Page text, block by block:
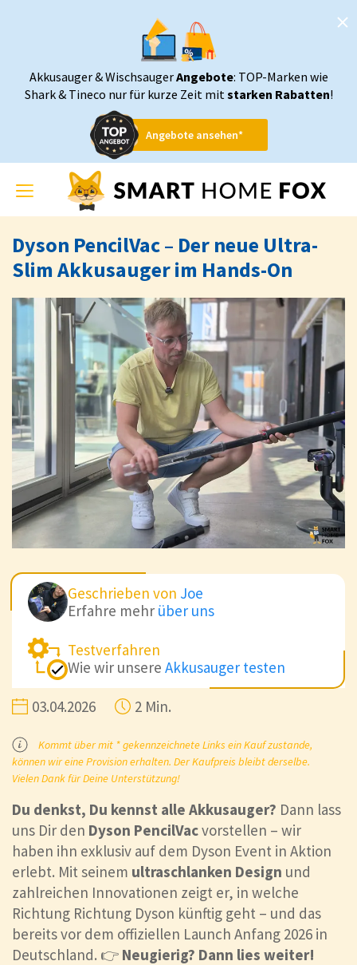
Akkusauger & WischsaugerAngebote: TOP-Marken wie
Shark & Tineco nur für kurze Zeit mitstarken Rabatten!
Angebote ansehen*
Toggle
navigation
Dyson PencilVac – Der neue Ultra-
Slim Akkusauger im Hands-On
Geschrieben von Joe
Erfahre mehr über uns
Testverfahren
Wie wir unsere Akkusauger testen
03.04.2026 2 Min.
Kommt über mit * gekennzeichnete Links ein Kauf zustande,
können wir eine Provision erhalten. Der Kaufpreis bleibt derselbe.
Vielen Dank für Deine Unterstützung!
Du denkst, Du kennst alle Akkusauger? Dann lass
uns Dir den Dyson PencilVacvorstellen – wir
haben ihn exklusiv auf dem Dyson Event in Aktion
erlebt. Mit seinem ultraschlanken Design und
zahlreichen Innovationen zeigt er, in welche
Richtung Richtung Dyson künftig geht – und das
bereits vor dem offiziellen Launch Anfang 2026 in
Deutschland. 👉 Neugierig? Dann lies weiter!